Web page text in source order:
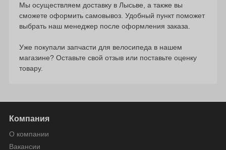
Мы осуществляем доставку в Лысьве, а также вы
сможете оформить самовывоз. Удобный пункт поможет
выбрать наш менеджер после оформления заказа.
Уже покупали запчасти для велосипеда в нашем
магазине? Оставьте свой отзыв или поставьте оценку
товару.
Компания
О компании
Вакансии